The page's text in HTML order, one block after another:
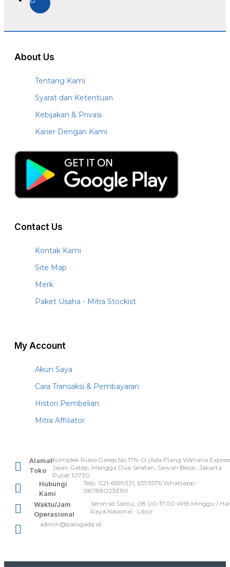
About Us
Tentang Kami
Syarat dan Ketentuan
Kebijakan & Privasi
Karier Dengan Kami
Contact Us
Kontak Kami
Site Map
Merk
Paket Usaha - Mitra Stockist
My Account
Akun Saya
Cara Transaksi & Pembayaran
Histori Pembelian
Mitra Affiliator
Alamat
Toko
Komplek Ruko Gatep No.17N-O (Ada Plang Wahana
Jalan Gatep, Mangga Dua Selatan, Sawah Besar, Jakarta
Pusat 10730
Hubungi
Kami
Telp: 021-6599331, 6393576 Whatsapp :
087880233199
Waktu/Jam
Operasional
Senin sd Sabtu, 08.00-17.00 WIB Minggu /
Raya Nasional : Libur
admin@palugada.id